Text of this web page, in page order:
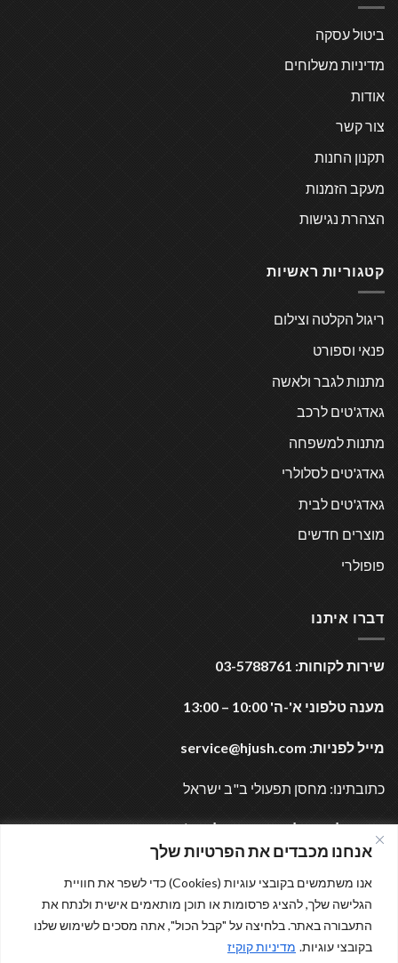
אנחנו מכבדים את הפרטיות שלך
אנו משתמשים בקובצי עוגיות (Cookies) כדי לשפר את חוויית
הגלישה שלך, להציג פרסומות או תוכן מותאמים אישית ולנתח את
התעבורה באתר. בלחיצה על "קבל הכול", אתה מסכים לשימוש שלנו
בקובצי עוגיות. מדיניות קוקיז
ביטול עסקה
מדיניות משלוחים
אודות
צור קשר
תקנון החנות
מעקב הזמנות
הצהרת נגישות
קטגוריות ראשיות
ריגול הקלטה וצילום
פנאי וספורט
מתנות לגבר ולאשה
גאדג'טים לרכב
מתנות למשפחה
גאדג'טים לסלולרי
גאדג'טים לבית
מוצרים חדשים
פופולרי
דברו איתנו
שירות לקוחות: 03-5788761
מענה טלפוני א'-ה' 10:00 – 13:00
מייל לפניות: service@hjush.com
כתובתינו: מחסן תפעולי ב"ב ישראל
נשמח לעמוד לרשותכם בכל עת (:
מוזמנים לבקר